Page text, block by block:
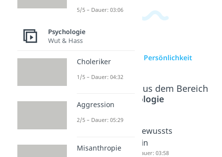
zur Videoseite: Persönlichkeit
Beliebte Inhalte aus dem Bereich
Psychologie
Tiefenps
ychologi
Bewussts
ein
Dauer: 03:58
5/5 – Dauer: 03:06
Psychologie
Wut & Hass
Choleriker
1/5 – Dauer: 04:32
Aggression
2/5 – Dauer: 05:29
Misanthropie